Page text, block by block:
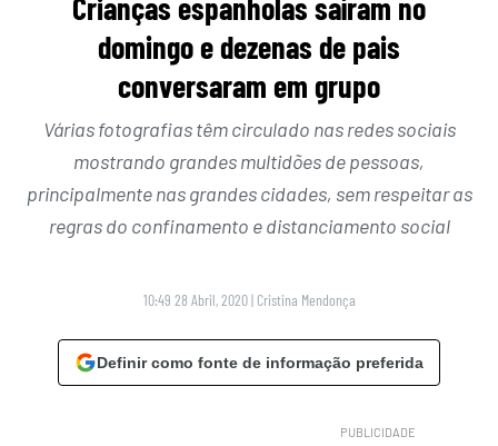
domingo e dezenas de pais
conversaram em grupo
Várias fotografias têm circulado nas redes sociais
mostrando grandes multidões de pessoas,
principalmente nas grandes cidades, sem respeitar as
regras do confinamento e distanciamento social
10:49 28 Abril, 2020 | Cristina Mendonça
Definir como fonte de informação preferida